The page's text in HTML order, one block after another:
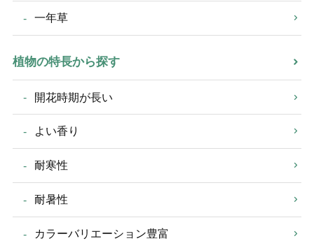
一年草
植物の特長から探す
開花時期が長い
よい香り
耐寒性
耐暑性
カラーバリエーション豊富